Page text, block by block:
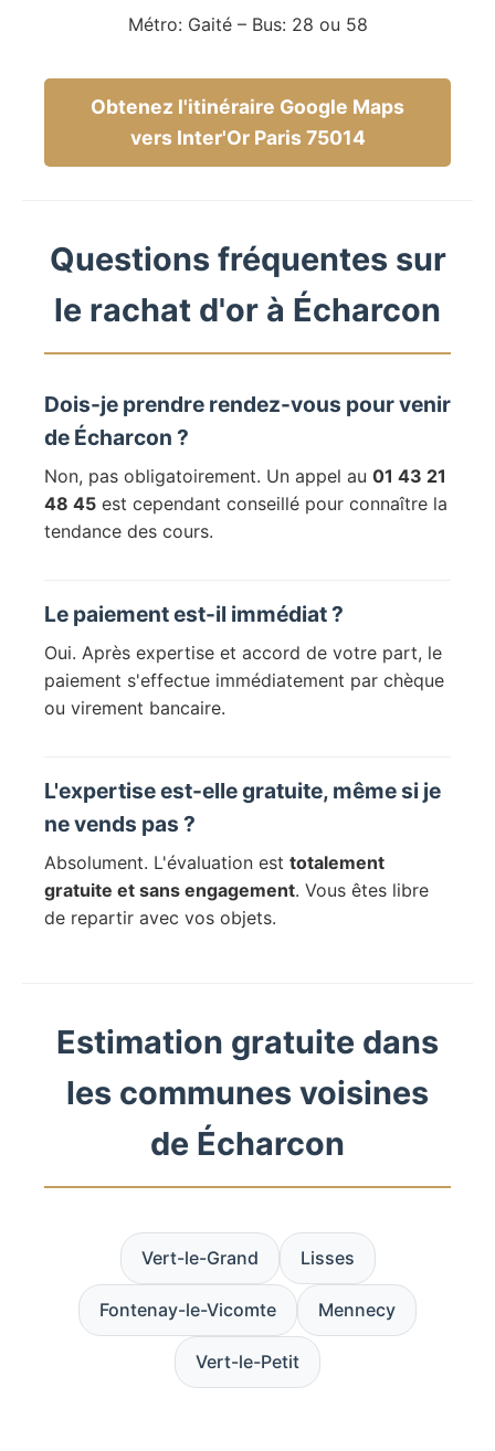
Métro: Gaité – Bus: 28 ou 58
Obtenez l'itinéraire Google Maps
vers Inter'Or Paris 75014
Questions fréquentes sur
le rachat d'or à Écharcon
Dois-je prendre rendez-vous pour venir
de Écharcon ?
Non, pas obligatoirement. Un appel au 01 43 21
48 45 est cependant conseillé pour connaître la
tendance des cours.
Le paiement est-il immédiat ?
Oui. Après expertise et accord de votre part, le
paiement s'effectue immédiatement par chèque
ou virement bancaire.
L'expertise est-elle gratuite, même si je
ne vends pas ?
Absolument. L'évaluation est totalement
gratuite et sans engagement. Vous êtes libre
de repartir avec vos objets.
Estimation gratuite dans
les communes voisines
de Écharcon
Vert-le-Grand Lisses
Fontenay-le-Vicomte Mennecy
Vert-le-Petit